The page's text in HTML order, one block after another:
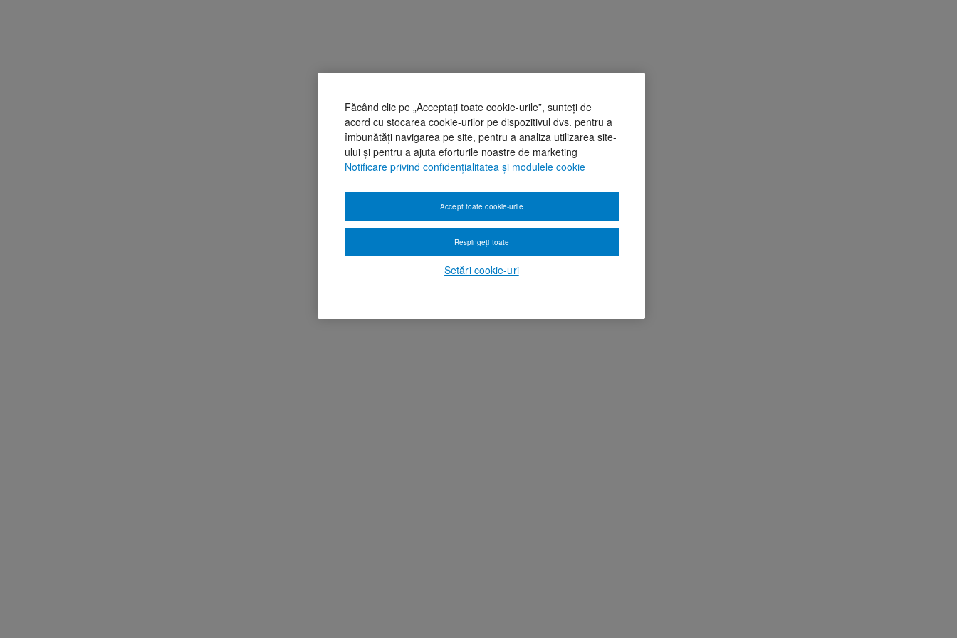
Făcând clic pe „Acceptați toate cookie-urile”, sunteți de
acord cu stocarea cookie-urilor pe dispozitivul dvs. pentru a
îmbunătăți navigarea pe site, pentru a analiza utilizarea site-
ului și pentru a ajuta eforturile noastre de marketing
Notificare privind confidențialitatea și modulele cookie
Setări cookie-uri
Respingeți toate
Accept toate cookie-urile